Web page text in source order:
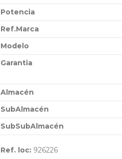
Potencia
Ref.Marca
Modelo
Garantia
Almacén
SubAlmacén
SubSubAlmacén
Ref. loc: 926226